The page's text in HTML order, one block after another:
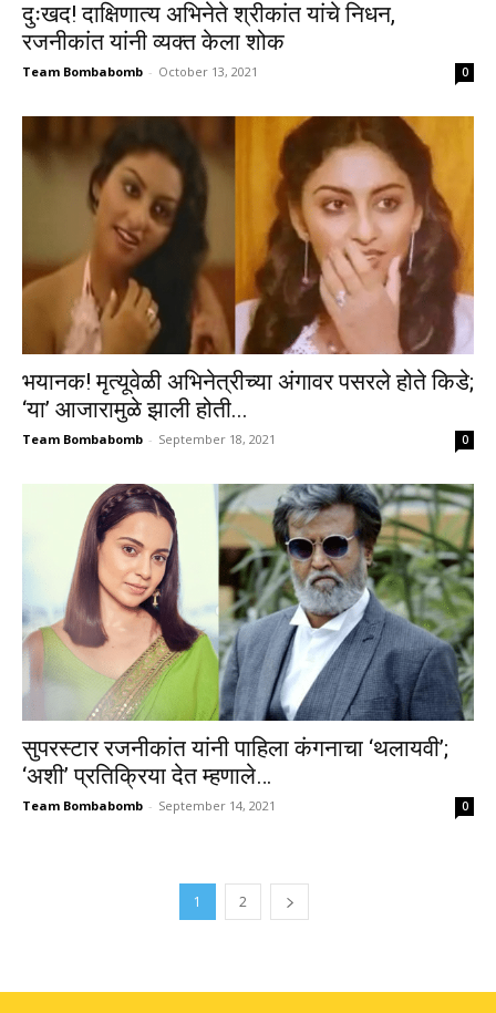
दुःखद! दाक्षिणात्य अभिनेते श्रीकांत यांचे निधन,
रजनीकांत यांनी व्यक्त केला शोक
Team Bombabomb - October 13, 2021 0
भयानक! मृत्यूवेळी अभिनेत्रीच्या अंगावर पसरले होते किडे;
‘या’ आजारामुळे झाली होती...
Team Bombabomb - September 18, 2021 0
सुपरस्टार रजनीकांत यांनी पाहिला कंगनाचा ‘थलायवी’;
‘अशी’ प्रतिक्रिया देत म्हणाले…
Team Bombabomb - September 14, 2021 0
1 2